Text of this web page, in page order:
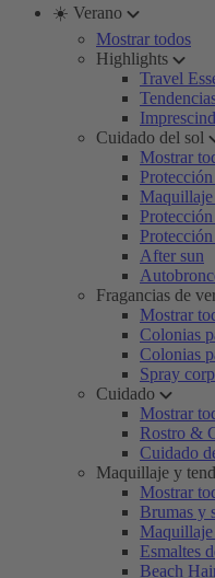
☀️ Verano
Mostrar todos
Highlights
Travel
Cuidado del sol
Mostrar
After sun
Fragancias de
Mostrar
Colonias
Colonias
Spray
Cuidado
Mostrar
Rostro &
Cuidado
Maquillaje y
Mostrar
Brumas y
Maquillaje
Esmaltes
Beach